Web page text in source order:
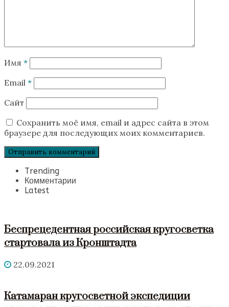
Имя *
Email *
Сайт
Сохранить моё имя, email и адрес сайта в этом
браузере для последующих моих комментариев.
Trending
Комментарии
Latest
Беспрецедентная российская кругосветка
стартовала из Кронштадта
22.09.2021
Катамаран кругосветной экспедиции